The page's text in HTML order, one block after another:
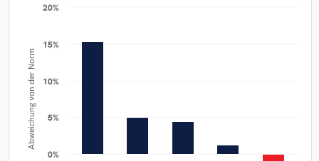
Abweichung von der Norm
0%
0%
5%
5%
10%
10%
15%
15%
20%
20%